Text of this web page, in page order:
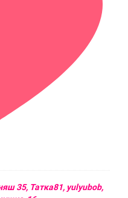
35, Татка81, yulyubob,